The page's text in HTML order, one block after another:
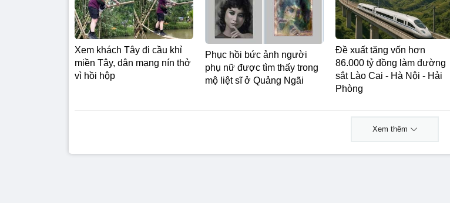
Xem khách Tây đi cầu khỉ
miền Tây, dân mạng nín thở
vì hồi hộp
Phục hồi bức ảnh người
phụ nữ được tìm thấy trong
mộ liệt sĩ ở Quảng Ngãi
Đề xuất tăng vốn hơn
86.000 tỷ đồng làm đường
sắt Lào Cai - Hà Nội - Hải
Phòng
Xem thêm